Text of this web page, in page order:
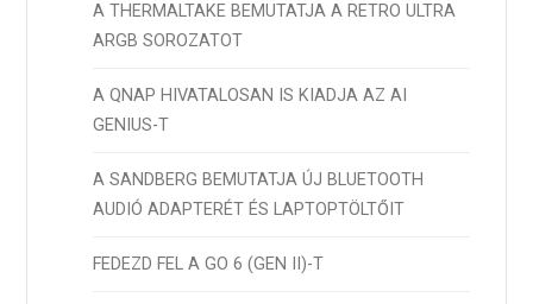
A THERMALTAKE BEMUTATJA A RETRO ULTRA
ARGB SOROZATOT
A QNAP HIVATALOSAN IS KIADJA AZ AI
GENIUS-T
A SANDBERG BEMUTATJA ÚJ BLUETOOTH
AUDIÓ ADAPTERÉT ÉS LAPTOPTÖLTŐIT
FEDEZD FEL A GO 6 (GEN II)-T